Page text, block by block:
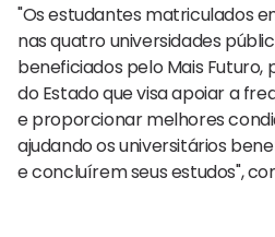
"Os estudantes matriculados
nas quatro universidades
beneficiados pelo Mais
do Estado que visa apoiar a
e proporcionar melhores
ajudando os universitários
e concluírem seus estudos",